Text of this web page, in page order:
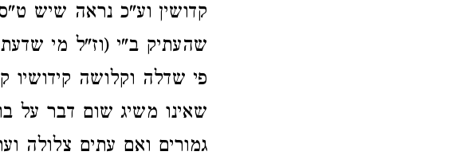
קדושין וע"כ נראה שיש
שהעתיק ב"י (וז"ל מי
פי שדלה וקלושה קידושיו
שאינו משיג שום דבר על
גמורים ואם עתים צלולה